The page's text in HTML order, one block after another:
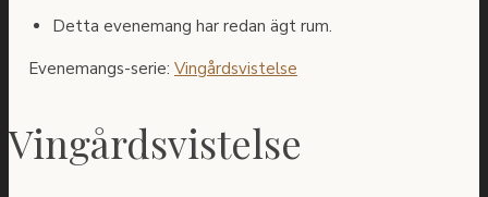
Detta evenemang har redan ägt rum.
Evenemangs-serie: Vingårdsvistelse
Vingårdsvistelse